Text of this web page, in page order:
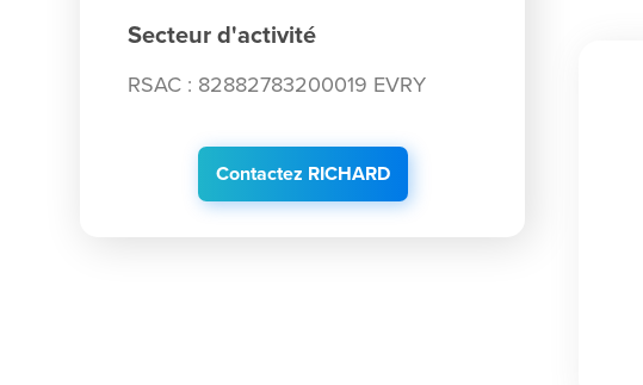
Secteur d'activité
RSAC : 82882783200019 EVRY
Contactez RICHARD